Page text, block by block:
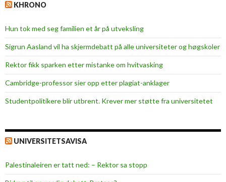
KHRONO
Hun tok med seg familien et år på utveksling
Sigrun Aasland vil ha skjerm­debatt på alle universiteter og høgskoler
Rektor fikk sparken etter mistanke om hvitvasking
Cambridge-professor sier opp etter plagiat-anklager
Studentpolitikere blir utbrent. Krever mer støtte fra universitetet
UNIVERSITETSAVISA
Palestinaleiren er tatt ned: – Rektor sa stopp